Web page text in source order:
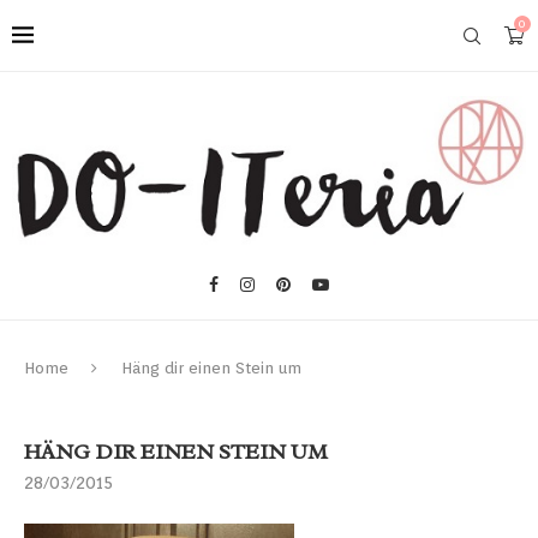
0
Home Häng dir einen Stein um
HÄNG DIR EINEN STEIN UM
28/03/2015